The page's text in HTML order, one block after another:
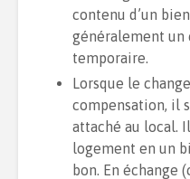
contenu d’un
généralement un
temporaire.
Lorsque le
compensation, il
attaché au local.
logement en un
bon. En échange